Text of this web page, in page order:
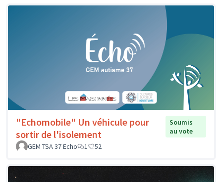
"Echomobile" Un véhicule pour
sortir de l'isolement
Soumis
au vote
GEM TSA 37 Echo
1 52